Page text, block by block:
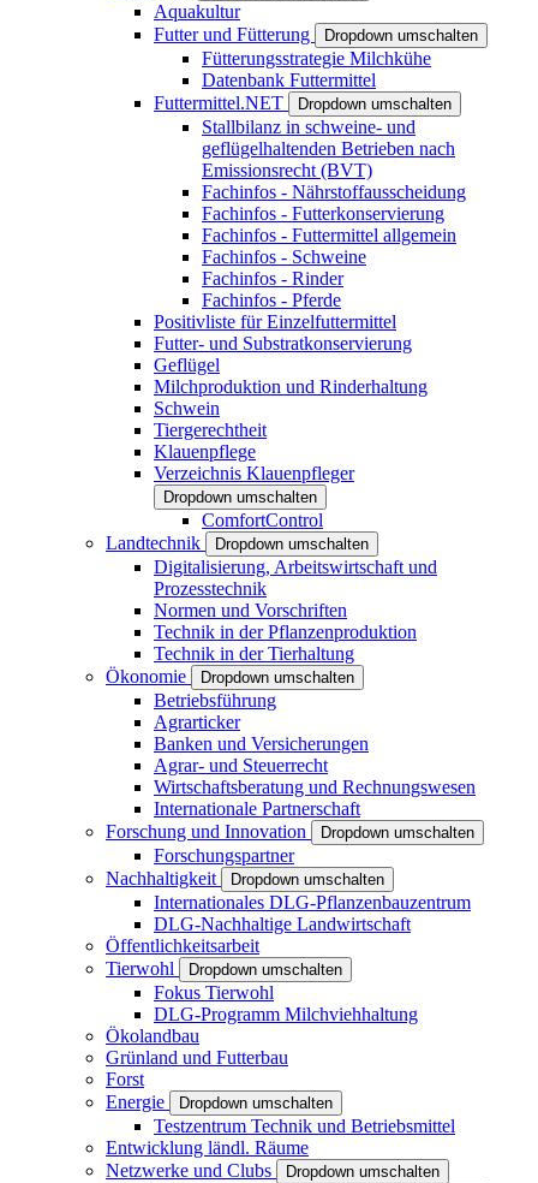
Aquakultur
Futter und Fütterung
Dropdown umschalten
Fütterungsstrategie Milchkühe
Datenbank Futtermittel
Futtermittel.NET
Dropdown umschalten
Stallbilanz in schweine- und
geflügelhaltenden Betrieben nach
Emissionsrecht (BVT)
Fachinfos - Nährstoffausscheidung
Fachinfos - Futterkonservierung
Fachinfos - Futtermittel allgemein
Fachinfos - Schweine
Fachinfos - Rinder
Fachinfos - Pferde
Positivliste für Einzelfuttermittel
Futter- und Substratkonservierung
Geflügel
Milchproduktion und Rinderhaltung
Schwein
Tiergerechtheit
Klauenpflege
Verzeichnis Klauenpfleger
Dropdown umschalten
ComfortControl
Landtechnik
Dropdown umschalten
Digitalisierung, Arbeitswirtschaft und
Prozesstechnik
Normen und Vorschriften
Technik in der Pflanzenproduktion
Technik in der Tierhaltung
Ökonomie
Dropdown umschalten
Betriebsführung
Agrarticker
Banken und Versicherungen
Agrar- und Steuerrecht
Wirtschaftsberatung und Rechnungswesen
Internationale Partnerschaft
Forschung und Innovation
Dropdown umschalten
Forschungspartner
Nachhaltigkeit
Dropdown umschalten
Internationales DLG-Pflanzenbauzentrum
DLG-Nachhaltige Landwirtschaft
Öffentlichkeitsarbeit
Tierwohl
Dropdown umschalten
Fokus Tierwohl
DLG-Programm Milchviehhaltung
Ökolandbau
Grünland und Futterbau
Forst
Energie
Dropdown umschalten
Testzentrum Technik und Betriebsmittel
Entwicklung ländl. Räume
Netzwerke und Clubs
Dropdown umschalten